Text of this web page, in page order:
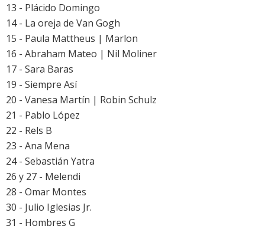
13 - Plácido Domingo
14 - La oreja de Van Gogh
15 - Paula Mattheus | Marlon
16 - Abraham Mateo | Nil Moliner
17 - Sara Baras
19 - Siempre Así
20 - Vanesa Martín | Robin Schulz
21 - Pablo López
22 - Rels B
23 - Ana Mena
24 - Sebastián Yatra
26 y 27 - Melendi
28 - Omar Montes
30 - Julio Iglesias Jr.
31 - Hombres G